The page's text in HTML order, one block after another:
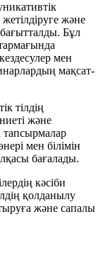
жетілдіруге және
Бұл
мен
мақсат-
тілдің
және
тапсырмалар
мен білімін
бағалады.
кәсіби
қолданылу
және сапалы